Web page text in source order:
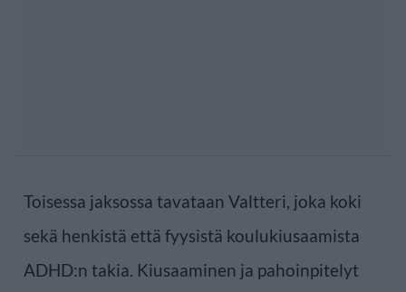
Toisessa jaksossa tavataan Valtteri, joka koki
sekä henkistä että fyysistä koulukiusaamista
ADHD:n takia. Kiusaaminen ja pahoinpitelyt